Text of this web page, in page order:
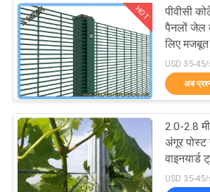
साइटमैप
PRIVACY
POLICY
अस्थायी मेष बाड़
HOT
पीवीसी
पैनलों जेल
लिए मजबूत
USD 35-
अब
2.0-2.8
अंगूर
वाइनयार्ड
USD 35-